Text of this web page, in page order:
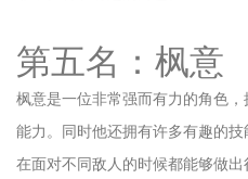
第五名：枫意
枫意是一位非常强而有力的角色
能力。同时他还拥有许多有趣的技
在面对不同敌人的时候都能够做出